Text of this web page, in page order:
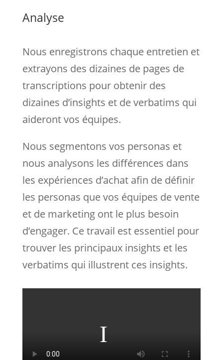
Analyse
Nous enregistrons chaque entretien et
extrayons des dizaines de pages de
transcriptions pour obtenir des
dizaines d’insights et de verbatims qui
aideront vos équipes.
Nous segmentons vos personas et
nous analysons les différences dans
les expériences d’achat afin de définir
les personas que vos équipes de vente
et de marketing ont le plus besoin
d’engager. Ce travail est essentiel pour
trouver les principaux insights et les
verbatims qui illustrent ces insights.